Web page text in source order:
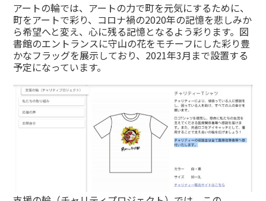
アートの輪では、アートの力で町を元気にするために、
町をアートで彩り、コロナ禍の2020年の記憶を悲しみか
ら希望へと変え、心に残る記憶となるよう彩ります。図
書館のエントランスに守山の花をモチーフにした彩り豊
かなフラッグを展示しており、2021年3月まで設置する
予定になっています。